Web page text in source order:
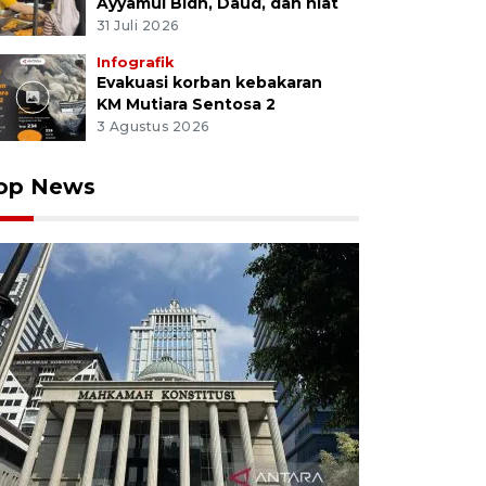
31 Juli 2026
Infografik
Evakuasi korban kebakaran
KM Mutiara Sentosa 2
3 Agustus 2026
News